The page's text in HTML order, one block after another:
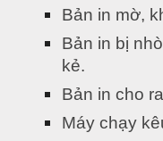
Bản in mờ,
Bản in bị
kẻ.
Bản in cho
Máy chạy